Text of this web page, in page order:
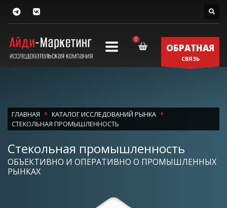
ОБРАТНАЯ
СВЯЗЬ
ГЛАВНАЯ
КАТАЛОГ ИССЛЕДОВАНИЙ РЫНКА
СТЕКОЛЬНАЯ ПРОМЫШЛЕННОСТЬ
Стекольная промышленность
ОБЪЕКТИВНО И ОПЕРАТИВНО О ПРОМЫШЛЕННЫХ
РЫНКАХ